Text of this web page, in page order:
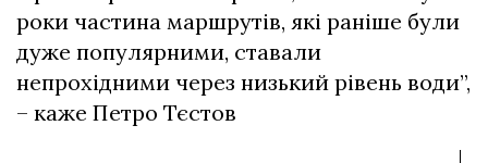
роки частина маршрутів, які раніше були
дуже популярними, ставали
непрохідними через низький рівень води”,
– каже Петро Тєстов